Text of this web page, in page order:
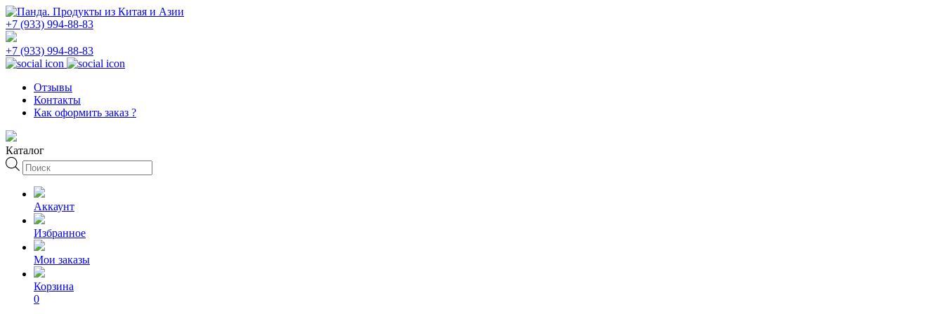
+7 (933) 994-88-83
+7 (933) 994-88-83
Отзывы
Контакты
Как оформить заказ ?
Каталог
Поиск
товаров
Аккаунт
Избранное
Мои заказы
Корзина
0